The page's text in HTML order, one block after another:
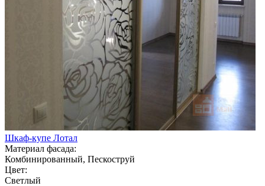
Шкаф-купе Лотал
Материал фасада:
Комбинированный, Пескоструй
Цвет:
Светлый